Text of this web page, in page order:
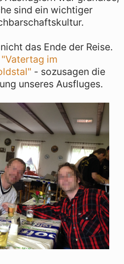
sind ein wichtiger
das Ende der Reise.
"Vatertag im
- sozusagen die
unseres Ausfluges.